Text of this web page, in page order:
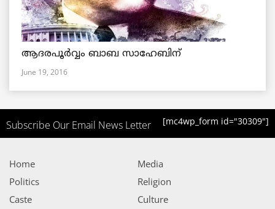
ആദരപൂര്‍വ്വം ബാബ സാഹേബിന്
June 19, 2016
Subscribe Our Email News Letter [mc4wp_form id="30309"]
Home
Politics
Caste
Media
Religion
Culture